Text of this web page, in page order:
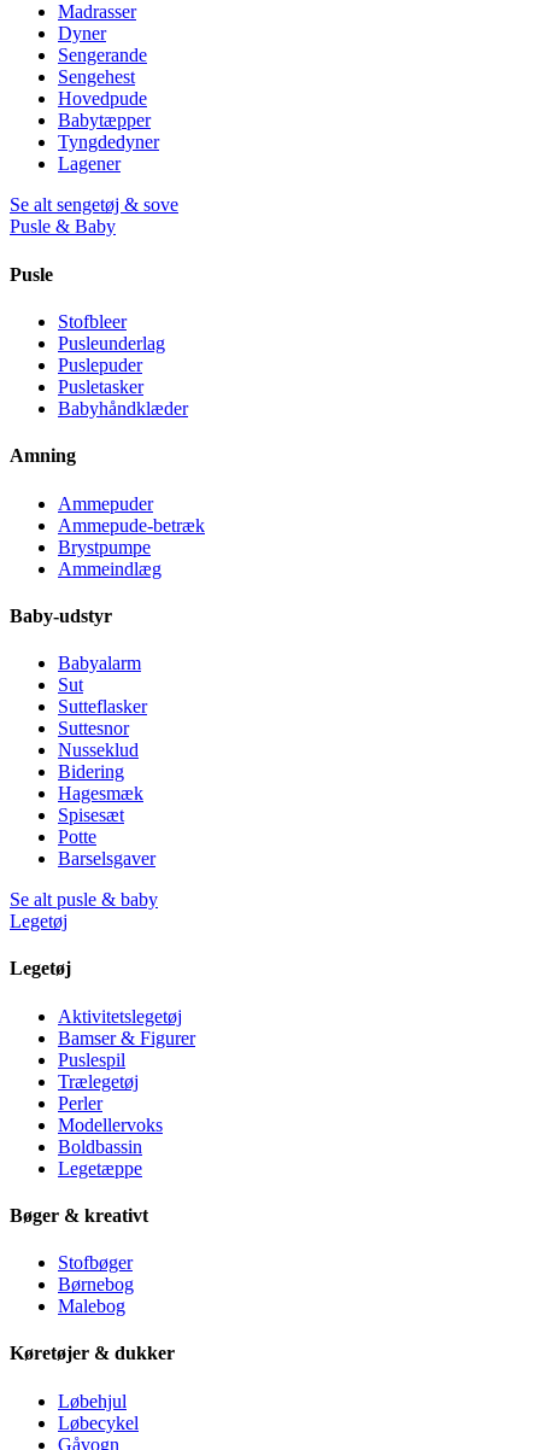
Madrasser
Dyner
Sengerande
Sengehest
Hovedpude
Babytæpper
Tyngdedyner
Lagener
Se alt sengetøj & sove
Pusle & Baby
Pusle
Stofbleer
Pusleunderlag
Puslepuder
Pusletasker
Babyhåndklæder
Amning
Ammepuder
Ammepude-betræk
Brystpumpe
Ammeindlæg
Baby-udstyr
Babyalarm
Sut
Sutteflasker
Suttesnor
Nusseklud
Bidering
Hagesmæk
Spisesæt
Potte
Barselsgaver
Se alt pusle & baby
Legetøj
Legetøj
Aktivitetslegetøj
Bamser & Figurer
Puslespil
Trælegetøj
Perler
Modellervoks
Boldbassin
Legetæppe
Bøger & kreativt
Stofbøger
Børnebog
Malebog
Køretøjer & dukker
Løbehjul
Løbecykel
Gåvogn